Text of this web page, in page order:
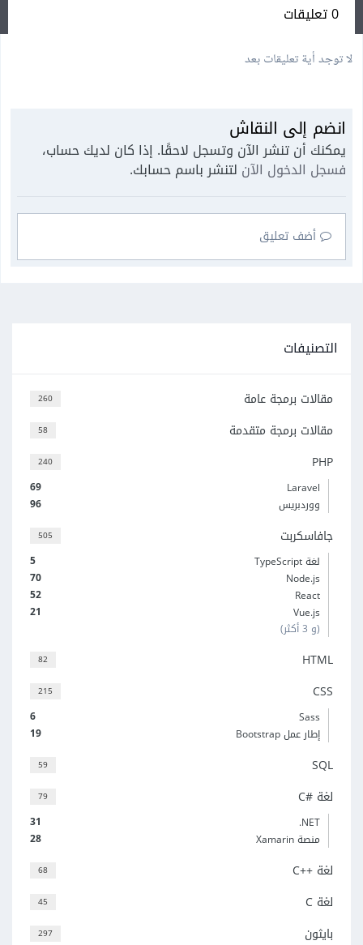
0 تعليقات
لا توجد أية تعليقات بعد
انضم إلى النقاش
يمكنك أن تنشر الآن وتسجل لاحقًا. إذا كان لديك حساب،
فسجل الدخول الآن لتنشر باسم حسابك.
أضف تعليق
التصنيفات
260 مقالات برمجة عامة
58 مقالات برمجة متقدمة
240 PHP
69
Laravel
96
ووردبريس
505 جافاسكربت
5
لغة TypeScript
70
Node.js
52
React
21
Vue.js
(و 3 أكثر)
82 HTML
215 CSS
6
Sass
19
إطار عمل Bootstrap
59 SQL
79 لغة C#‎
31
‎.NET
28
منصة Xamarin
68 لغة C++‎
45 لغة C
297 بايثون